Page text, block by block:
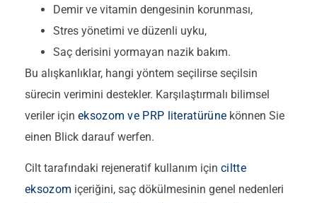
Demir ve vitamin dengesinin korunması,
Stres yönetimi ve düzenli uyku,
Saç derisini yormayan nazik bakım.
Bu alışkanlıklar, hangi yöntem seçilirse seçilsin
sürecin verimini destekler. Karşılaştırmalı bilimsel
veriler için eksozom ve PRP literatürüne können Sie
einen Blick darauf werfen.
Cilt tarafındaki rejeneratif kullanım için ciltte
eksozom içeriğini, saç dökülmesinin genel nedenleri